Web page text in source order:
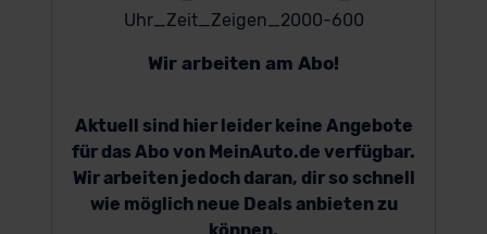
Wir arbeiten am Abo!
Aktuell sind hier leider keine Angebote
für das Abo von MeinAuto.de verfügbar.
Wir arbeiten jedoch daran, dir so schnell
wie möglich neue Deals anbieten zu
können.